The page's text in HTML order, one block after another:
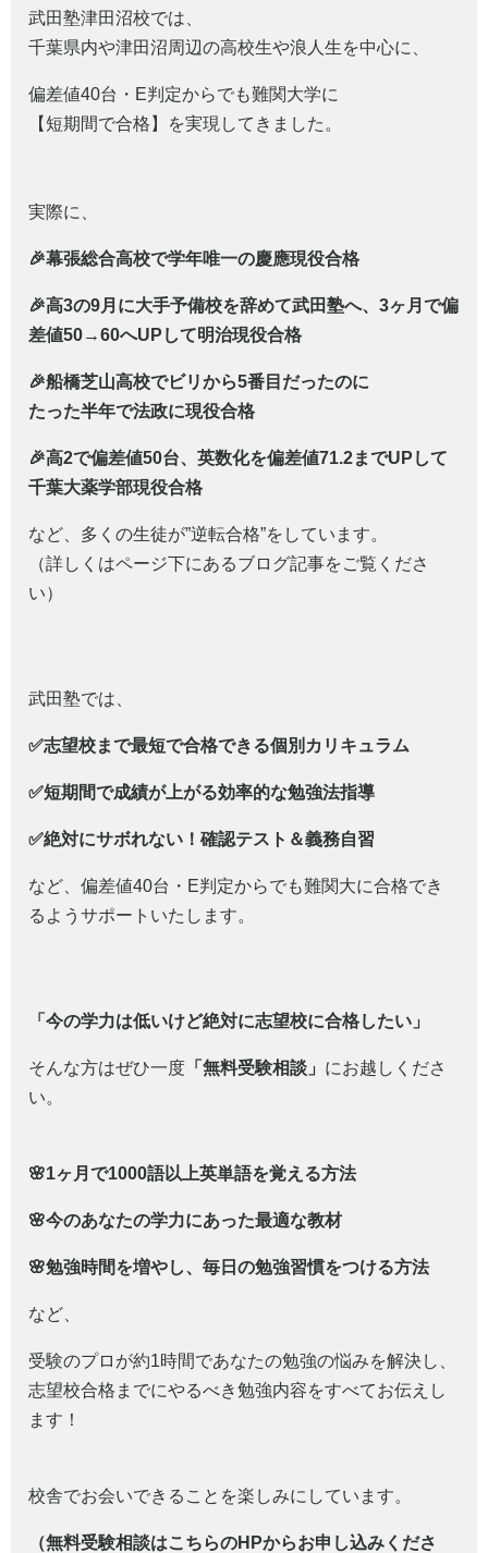
武田塾津田沼校では、
千葉県内や津田沼周辺の高校生や浪人生を中心に、
偏差値40台・E判定からでも難関大学に
【短期間で合格】を実現してきました。
実際に、
🎉幕張総合高校で学年唯一の慶應現役合格
🎉高3の9月に大手予備校を辞めて武田塾へ、3ヶ月で偏
差値50→60へUPして明治現役合格
🎉船橋芝山高校でビリから5番目だったのに
たった半年で法政に現役合格
🎉高2で偏差値50台、英数化を偏差値71.2までUPして
千葉大薬学部現役合格
など、多くの生徒が”逆転合格”をしています。
（詳しくはページ下にあるブログ記事をご覧くださ
い）
武田塾では、
✅志望校まで最短で合格できる個別カリキュラム
✅短期間で成績が上がる効率的な勉強法指導
✅絶対にサボれない！確認テスト＆義務自習
など、偏差値40台・E判定からでも難関大に合格でき
るようサポートいたします。
「今の学力は低いけど絶対に志望校に合格したい」
そんな方はぜひ一度 「無料受験相談」 にお越しくださ
い。
🌸1ヶ月で1000語以上英単語を覚える方法
🌸今のあなたの学力にあった最適な教材
🌸勉強時間を増やし、毎日の勉強習慣をつける方法
など、
受験のプロが約1時間であなたの勉強の悩みを解決し、
志望校合格までにやるべき勉強内容をすべてお伝えし
ます！
校舎でお会いできることを楽しみにしています。
（無料受験相談はこちらのHPからお申し込みくださ